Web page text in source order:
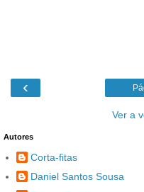
‹
Ver a
Autores
Corta-fitas
Daniel Santos Sousa